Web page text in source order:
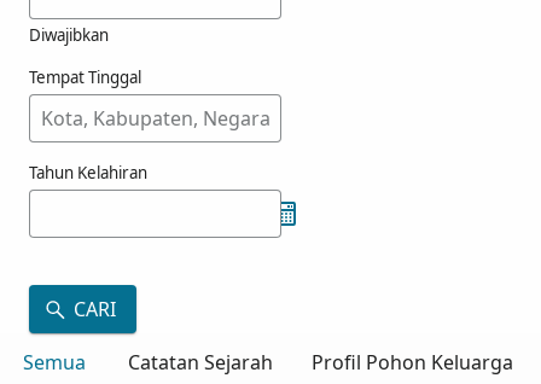
Diwajibkan
Tempat Tinggal
Tahun Kelahiran
CARI
Semua
Catatan Sejarah Profil Pohon Keluarga